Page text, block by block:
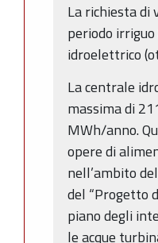
La richiesta di
periodo
idroelettrico
La centrale
massima di
MWh/anno.
opere di
nell’ambito
del “Progetto
piano degli
le acque